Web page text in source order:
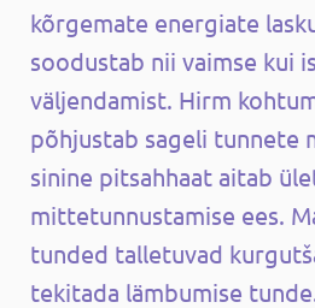
kõrgemate energiate
soodustab nii vaimse kui
väljendamist. Hirm
põhjustab sageli tunnete
sinine pitsahhaat aitab
mittetunnustamise ees.
tunded talletuvad
tekitada lämbumise